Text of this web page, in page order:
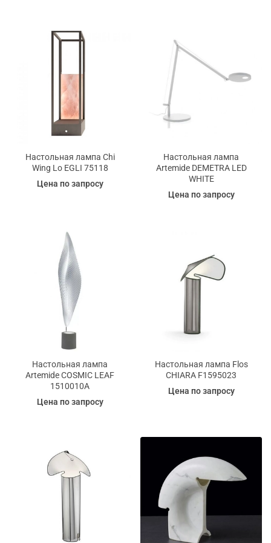
Настольная лампа Chi
Wing Lo EGLI 75118
Цена по запросу
Настольная лампа
Artemide DEMETRA LED
WHITE
Цена по запросу
Настольная лампа
Artemide COSMIC LEAF
1510010A
Цена по запросу
Настольная лампа Flos
CHIARA F1595023
Цена по запросу